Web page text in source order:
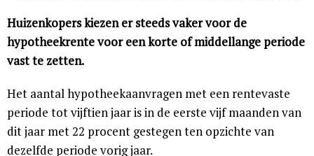
Huizenkopers kiezen er steeds vaker voor de
hypotheekrente voor een korte of middellange periode
vast te zetten.
Het aantal hypotheekaanvragen met een rentevaste
periode tot vijftien jaar is in de eerste vijf maanden van
dit jaar met 22 procent gestegen ten opzichte van
dezelfde periode vorig jaar.